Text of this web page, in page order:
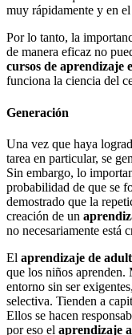
muy rápidamente y en
Por lo tanto, la
de manera eficaz no
cursos de aprendizaje
funciona la ciencia del
Generación
Una vez que haya
tarea en particular, se
Sin embargo, lo
probabilidad de que se
demostrado que la
creación de un
no necesariamente está
El aprendizaje de
que los niños aprenden.
entorno sin ser
selectiva. Tienden a
Ellos se hacen
por eso el aprendizaje